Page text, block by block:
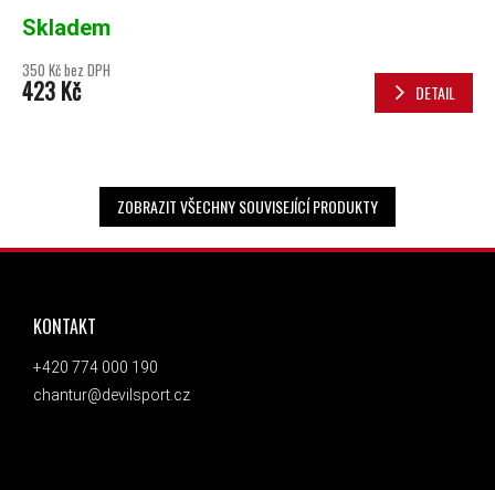
Skladem
350 Kč bez DPH
423 Kč DETAIL
ZOBRAZIT VŠECHNY SOUVISEJÍCÍ PRODUKTY
ZÁPATÍ
KONTAKT
+420 774 000 190
chantur@devilsport.cz